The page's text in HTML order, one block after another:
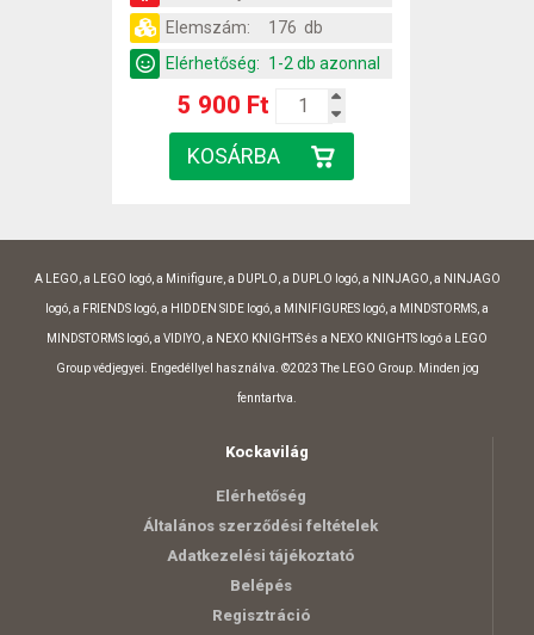
Elemszám:
176 db
Elérhetőség: 1-2 db azonnal
5 900 Ft
A LEGO, a LEGO logó, a Minifigure, a DUPLO, a DUPLO logó, a NINJAGO, a NINJAGO
logó, a FRIENDS logó, a HIDDEN SIDE logó, a MINIFIGURES logó, a MINDSTORMS, a
MINDSTORMS logó, a VIDIYO, a NEXO KNIGHTS és a NEXO KNIGHTS logó a LEGO
Group védjegyei. Engedéllyel használva. ©2023 The LEGO Group. Minden jog
fenntartva.
Kockavilág
Elérhetőség
Általános szerződési feltételek
Adatkezelési tájékoztató
Belépés
Regisztráció